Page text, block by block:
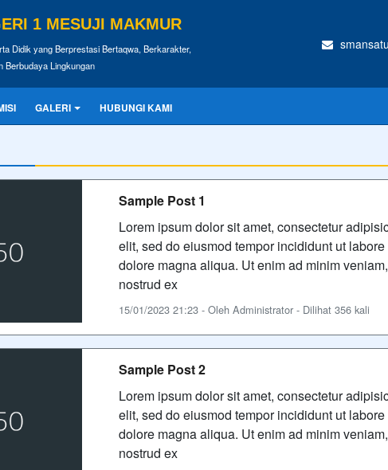
1 MESUJI MAKMUR
Didik yang Berprestasi Bertaqwa, Berkarakter,
Berbudaya Lingkungan
GALERI HUBUNGI KAMI
Sample Post 1
Lorem ipsum dolor sit amet, consectetur
elit, sed do eiusmod tempor incididunt ut labore
dolore magna aliqua. Ut enim ad minim
nostrud ex
15/01/2023 21:23 - Oleh Administrator - Dilihat 356 kali
Sample Post 2
Lorem ipsum dolor sit amet, consectetur
elit, sed do eiusmod tempor incididunt ut labore
dolore magna aliqua. Ut enim ad minim
nostrud ex